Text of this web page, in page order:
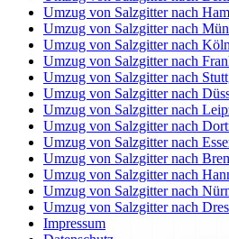
Umzug von Salzgitter nach
Umzug von Salzgitter nach
Umzug von Salzgitter nach Köln
Umzug von Salzgitter nach
Umzug von Salzgitter nach
Umzug von Salzgitter nach
Umzug von Salzgitter nach
Umzug von Salzgitter nach
Umzug von Salzgitter nach
Umzug von Salzgitter nach
Umzug von Salzgitter nach
Umzug von Salzgitter nach
Umzug von Salzgitter nach
Impressum